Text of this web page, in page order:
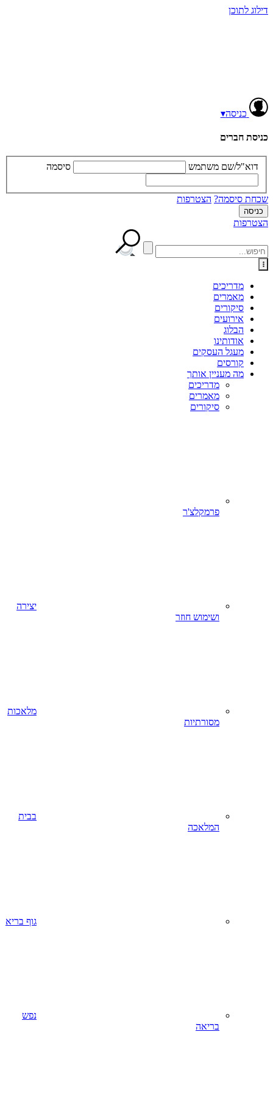
דילוג לתוכן
כניסה▾
כניסת חברים
דוא"ל/שם משתמש סיסמה
שכחת סיסמה? הצטרפות
הצטרפות
מדריכים
מאמרים
סיקורים
אירועים
הבלוג
אודותינו
מעגל העסקים
קורסים
מה מעניין אותך
מדריכים
מאמרים
סיקורים
פרמקלצ'ר
יצירה
ושימוש חוזר
מלאכות
מסורתיות
בבית
המלאכה
גוף בריא
נפש
בריאה